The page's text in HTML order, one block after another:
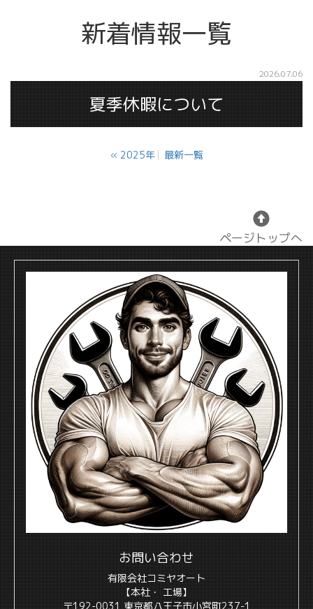
新着情報一覧
2026.07.06
夏季休暇について
« 2025年 最新一覧
ページトップへ
お問い合わせ
有限会社コミヤオート
【本社・ 工場】
〒192-0031 東京都八王子市小宮町237-1